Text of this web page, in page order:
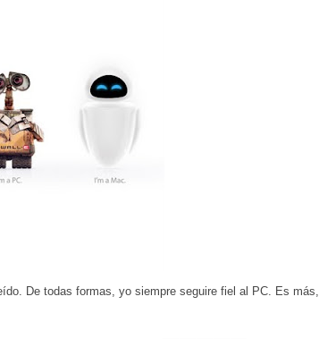
De todas formas, yo siempre seguire fiel al PC. Es más,